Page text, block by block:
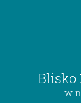
Blisko
w